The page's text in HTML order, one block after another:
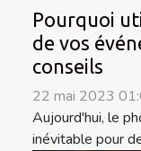
Pourquoi
de vos
conseils
22 mai 2023
Aujourd'hui, le
inévitable pour